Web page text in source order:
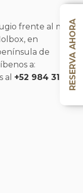
frente al mar
en
de
a:
al +52 984 315
RESERVA AHORA